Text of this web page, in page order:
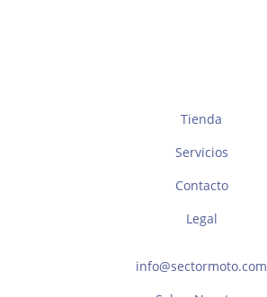
Tienda
Servicios
Contacto
Legal
info@sectormoto.com